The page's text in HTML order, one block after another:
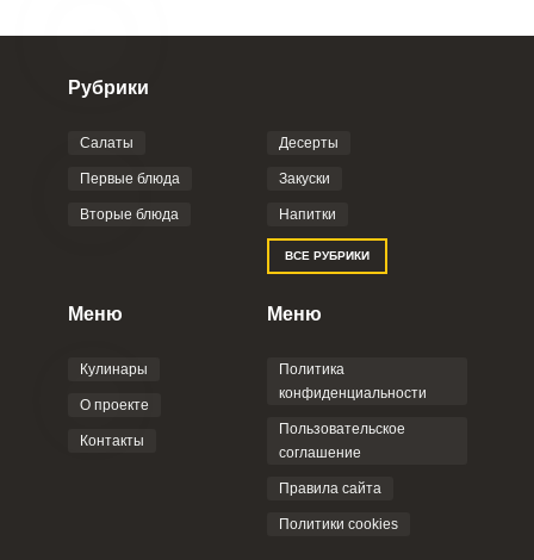
Рубрики
Салаты
Первые блюда
Вторые блюда
Десерты
Закуски
Напитки
ВСЕ РУБРИКИ
Меню
Кулинары
О проекте
Контакты
Меню
Политика
конфиденциальности
Пользовательское
соглашение
Правила сайта
Политики cookies